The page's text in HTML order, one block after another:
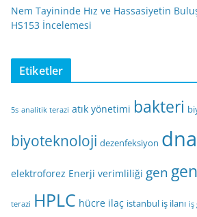
Nem Tayininde Hız ve Hassasiyetin
HS153 İncelemesi
Etiketler
5s analitik terazi atık yönetimi bakteri
biyoteknoloji dezenfeksiyon dna
elektroforez Enerji verimliliği gen
terazi HPLC hücre ilaç istanbul iş ilanı iş